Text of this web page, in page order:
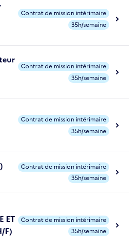
Contrat de mission intérimaire
35h/semaine
Contrat de mission intérimaire
35h/semaine
Contrat de mission intérimaire
35h/semaine
Contrat de mission intérimaire
35h/semaine
ET
F)
Contrat de mission intérimaire
35h/semaine